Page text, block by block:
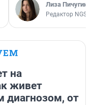
Лиза Пичугина
Редактор
на
живет
диагнозом, от